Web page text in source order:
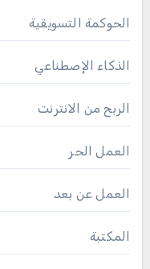
الحوكمة التسويقية
الذكاء الإصطناعي
الربح من الانترنت
العمل الحر
العمل عن بعد
المكتبة